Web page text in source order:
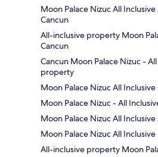
Moon Palace Nizuc All
Cancun
All-inclusive property Moon
Cancun
Cancun Moon Palace Nizuc -
property
Moon Palace Nizuc All Inclusive
Moon Palace Nizuc - All
Moon Palace Nizuc All
Moon Palace Nizuc All Inclusive
All-inclusive property Moon